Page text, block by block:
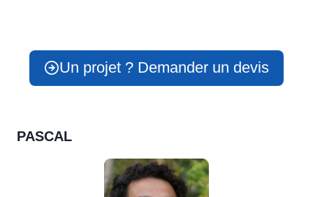
Un projet ? Demander un devis
PASCAL